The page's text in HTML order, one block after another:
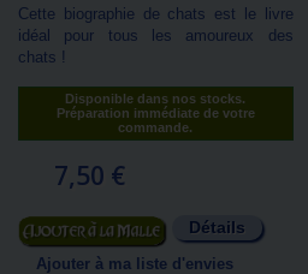
Cette biographie de chats est le livre
idéal pour tous les amoureux des
chats !
Disponible dans nos stocks.
Préparation immédiate de votre
commande.
7,50 €
Ajouter au panier Détails
Ajouter à ma liste d'envies